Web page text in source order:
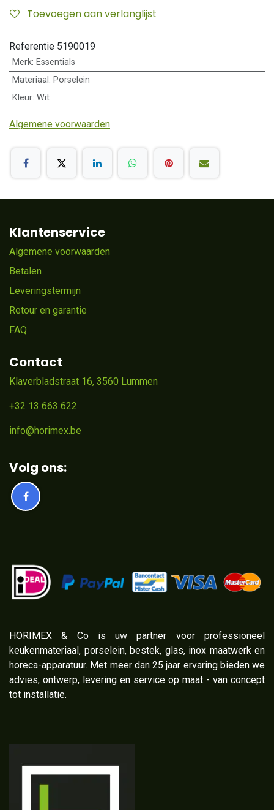
Toevoegen aan verlanglijst
Referentie 5190019
Merk: Essentials
Materiaal : Porselein
Kleur: Wit
Algemene voorwaarden
Klantenservice
Algemene voorwaarden
Betalen
Leveringstermijn
Retour en garantie
FAQ
Contact
Klaverbladstraat 16, 3560 Lummen
+32 13 663 622
info@horimex.be
Volg ons:
​HORIMEX & Co is uw partner voor professioneel
keukenmateriaal, porselein, bestek, glas, inox maatwerk en
horeca-apparatuur. Met meer dan 25 jaar ervaring bieden we
advies, ontwerp, levering en service op maat - van concept
tot installatie.